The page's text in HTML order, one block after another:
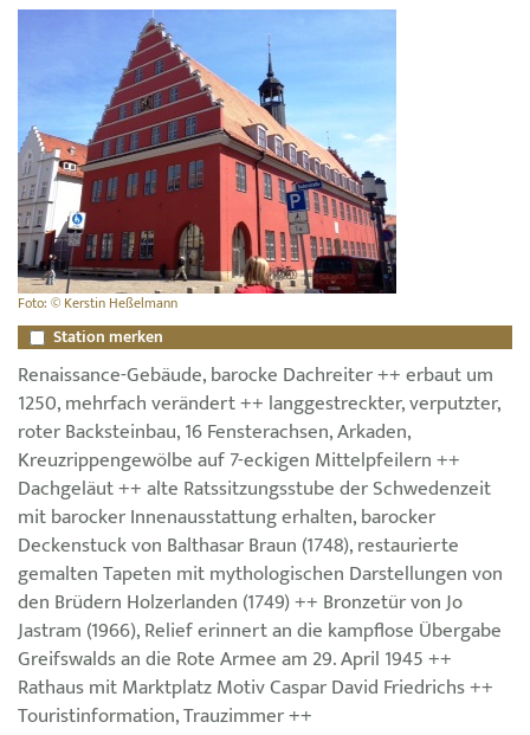
Foto: © Kerstin Heßelmann
Station merken
Renaissance-Gebäude, barocke Dachreiter ++ erbaut um
1250, mehrfach verändert ++ langgestreckter, verputzter,
roter Backsteinbau, 16 Fensterachsen, Arkaden,
Kreuzrippengewölbe auf 7-eckigen Mittelpfeilern ++
Dachgeläut ++ alte Ratssitzungsstube der Schwedenzeit
mit barocker Innenausstattung erhalten, barocker
Deckenstuck von Balthasar Braun (1748), restaurierte
gemalten Tapeten mit mythologischen Darstellungen von
den Brüdern Holzerlanden (1749) ++ Bronzetür von Jo
Jastram (1966), Relief erinnert an die kampflose Übergabe
Greifswalds an die Rote Armee am 29. April 1945 ++
Rathaus mit Marktplatz Motiv Caspar David Friedrichs ++
Touristinformation, Trauzimmer ++